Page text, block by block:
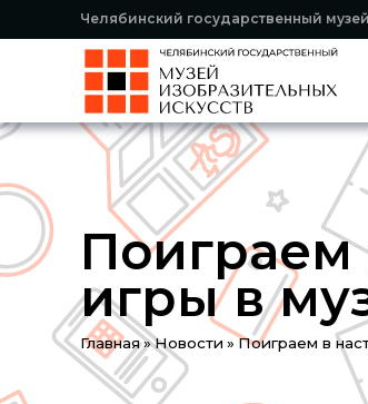
Челябинский государственный
Поиграем
игры в
Вы
здесь
Главная»Новости » Поиграем в